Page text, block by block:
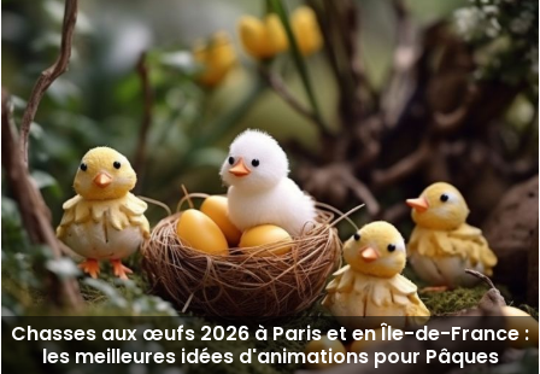
Chasses aux œufs 2026 à Paris et en Île-de-France :
les meilleures idées d'animations pour Pâques